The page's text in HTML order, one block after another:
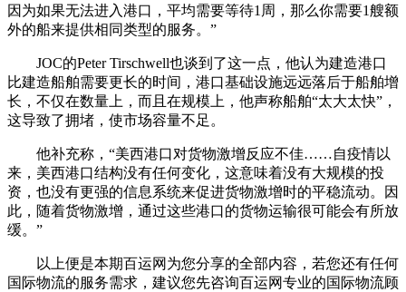
因为如果无法进入港口，平均需要等待1周，那么你需要1艘额
外的船来提供相同类型的服务。”
JOC的Peter Tirschwell也谈到了这一点，他认为建造港口
比建造船舶需要更长的时间，港口基础设施远远落后于船舶增
长，不仅在数量上，而且在规模上，他声称船舶“太大太快”，
这导致了拥堵，使市场容量不足。
他补充称，“美西港口对货物激增反应不佳……自疫情以
来，美西港口结构没有任何变化，这意味着没有大规模的投
资，也没有更强的信息系统来促进货物激增时的平稳流动。因
此，随着货物激增，通过这些港口的货物运输很可能会有所放
缓。”
以上便是本期百运网为您分享的全部内容，若您还有任何
国际物流的服务需求，建议您先咨询百运网专业的国际物流顾